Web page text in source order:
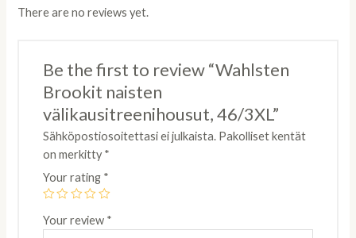
There are no reviews yet.
Be the first to review “Wahlsten
Brookit naisten
välikausitreenihousut, 46/3XL”
Sähköpostiosoitettasi ei julkaista. Pakolliset kentät
on merkitty*
Your rating *
Your review *